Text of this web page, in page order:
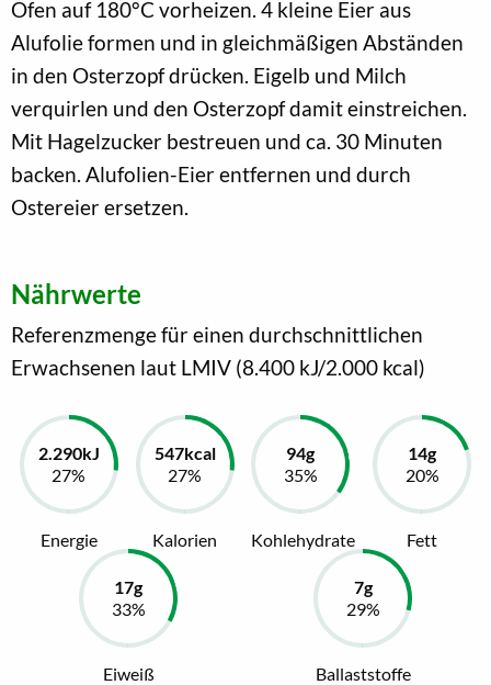
Ofen auf 180°C vorheizen. 4 kleine Eier aus
Alufolie formen und in gleichmäßigen Abständen
in den Osterzopf drücken. Eigelb und Milch
verquirlen und den Osterzopf damit einstreichen.
Mit Hagelzucker bestreuen und ca. 30 Minuten
backen. Alufolien-Eier entfernen und durch
Ostereier ersetzen.
Nährwerte
Referenzmenge für einen durchschnittlichen
Erwachsenen laut LMIV (8.400 kJ/2.000 kcal)
Energie Kalorien Kohlehydrate Fett
Eiweiß Ballaststoffe